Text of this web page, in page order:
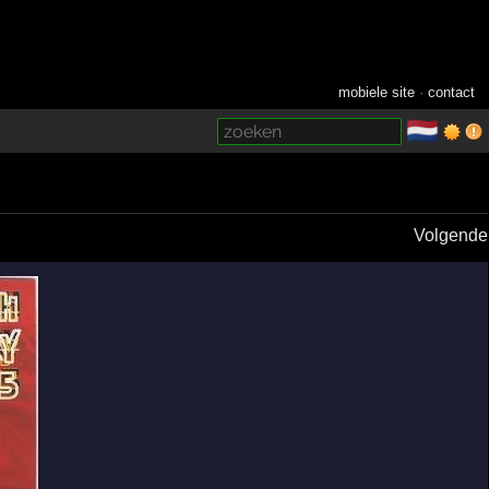
mobiele site ·contact
🇳🇱
Volgende